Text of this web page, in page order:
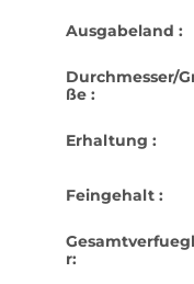
Ausgabeland :
Durchmesser/
ße :
Erhaltung :
Feingehalt :
r: